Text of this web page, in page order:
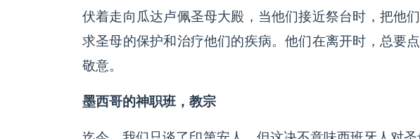
伏着走向瓜达卢佩圣母大殿，当他们接近祭台时，把他
求圣母的保护和治疗他们的疾病。他们在离开时，总要
敬意。
墨西哥的神职班，教宗